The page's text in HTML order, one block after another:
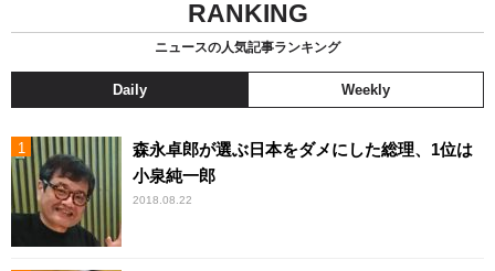
RANKING
ニュースの人気記事ランキング
Daily Weekly
森永卓郎が選ぶ日本をダメにした総理、1位は
小泉純一郎
2018.08.22